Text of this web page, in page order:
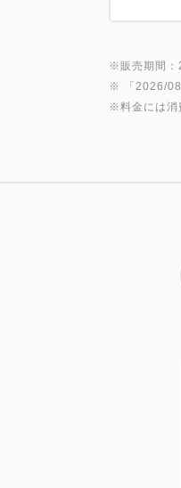
※販売期間
※ 「 2026/
※料金には消